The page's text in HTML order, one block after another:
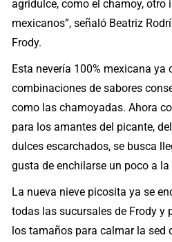
agridulce, como el chamoy, otro
mexicanos”, señaló Beatriz
Frody.
Esta nevería 100% mexicana ya
combinaciones de sabores
como las chamoyadas. Ahora
para los amantes del picante,
dulces escarchados, se busca
gusta de enchilarse un poco a
La nueva nieve picosita ya se
todas las sucursales de Frody y
los tamaños para calmar la sed